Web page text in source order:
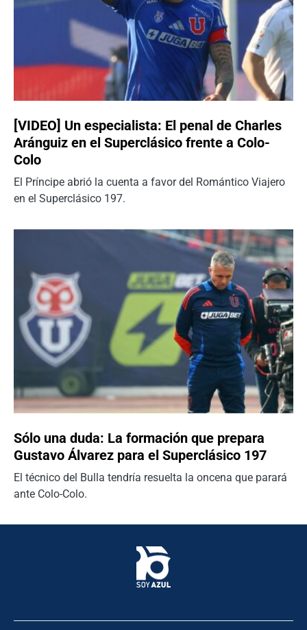
[VIDEO] Un especialista: El penal de Charles
Aránguiz en el Superclásico frente a Colo-
Colo
El Príncipe abrió la cuenta a favor del Romántico Viajero
en el Superclásico 197.
Sólo una duda: La formación que prepara
Gustavo Álvarez para el Superclásico 197
El técnico del Bulla tendría resuelta la oncena que parará
ante Colo-Colo.